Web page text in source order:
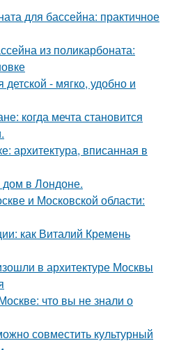
для бассейна: практичное
из поликарбоната:
- мягко, удобно и
когда мечта становится
архитектура, вписанная в
дом в Лондоне.
и Московской области:
как Виталий Кремень
в архитектуре Москвы
что вы не знали о
совместить культурный